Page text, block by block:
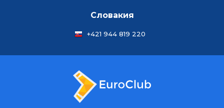
Словакия
+421 944 819 220